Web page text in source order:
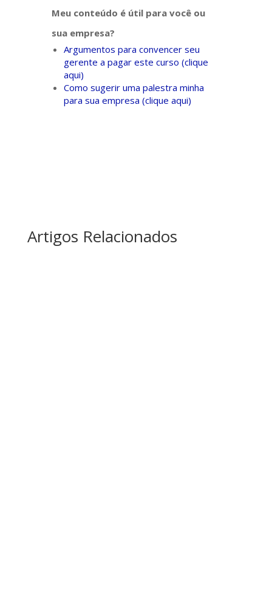
Meu conteúdo é útil para você ou
sua empresa?
Argumentos para convencer seu
gerente a pagar este curso (clique
aqui)
Como sugerir uma palestra minha
para sua empresa (clique aqui)
Artigos Relacionados